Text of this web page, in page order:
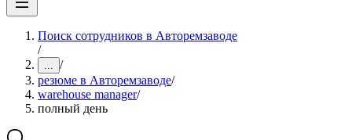
Поиск сотрудников в Авторемзаводе
/
... /
резюме в Авторемзаводе/
warehouse manager/
полный день